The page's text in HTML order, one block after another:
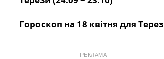
Гороскоп на 18 квітня для
РЕКЛАМА